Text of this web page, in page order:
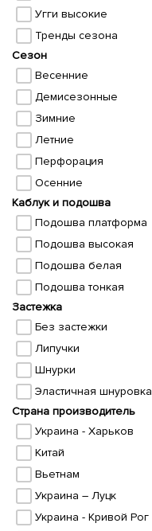
Угги высокие
Тренды сезона
Сезон
Весенние
Демисезонные
Зимние
Летние
Перфорация
Осенние
Каблук и подошва
Подошва платформа
Подошва высокая
Подошва белая
Подошва тонкая
Застежка
Без застежки
Липучки
Шнурки
Эластичная шнуровка
Страна производитель
Украина - Харьков
Китай
Вьетнам
Украина – Луцк
Украина - Кривой Рог